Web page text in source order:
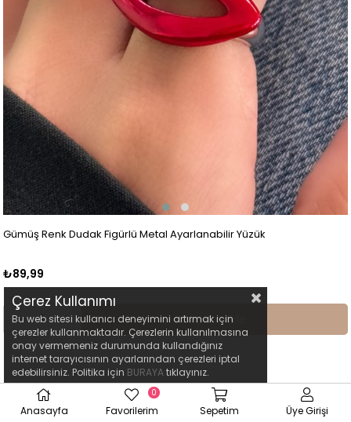
Gümüş Renk Dudak Figürlü Metal Ayarlanabilir Yüzük
₺89,99
Sepete Ekle
Çerez Kullanımı
Bu web sitesi kullanıcı deneyimini artırmak için
çerezler kullanmaktadır. Çerezlerin kullanılmasına
onay vermemeniz durumunda kullandığınız
internet tarayıcısının ayarlarından çerezleri iptal
edebilirsiniz. Politika için BURAYAtıklayınız.
Anasayfa Favorilerim
0
Sepetim Üye Girişi